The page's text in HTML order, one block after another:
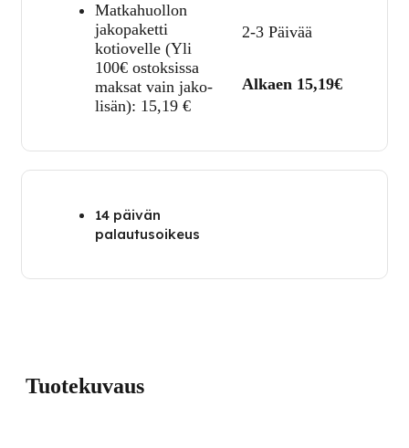
Matkahuollon
jakopaketti
kotiovelle (Yli
100€ ostoksissa
maksat vain jako-
lisän): 15,19 €
2-3 Päivää
Alkaen 15,19€
14 päivän
palautusoikeus
Tuotekuvaus